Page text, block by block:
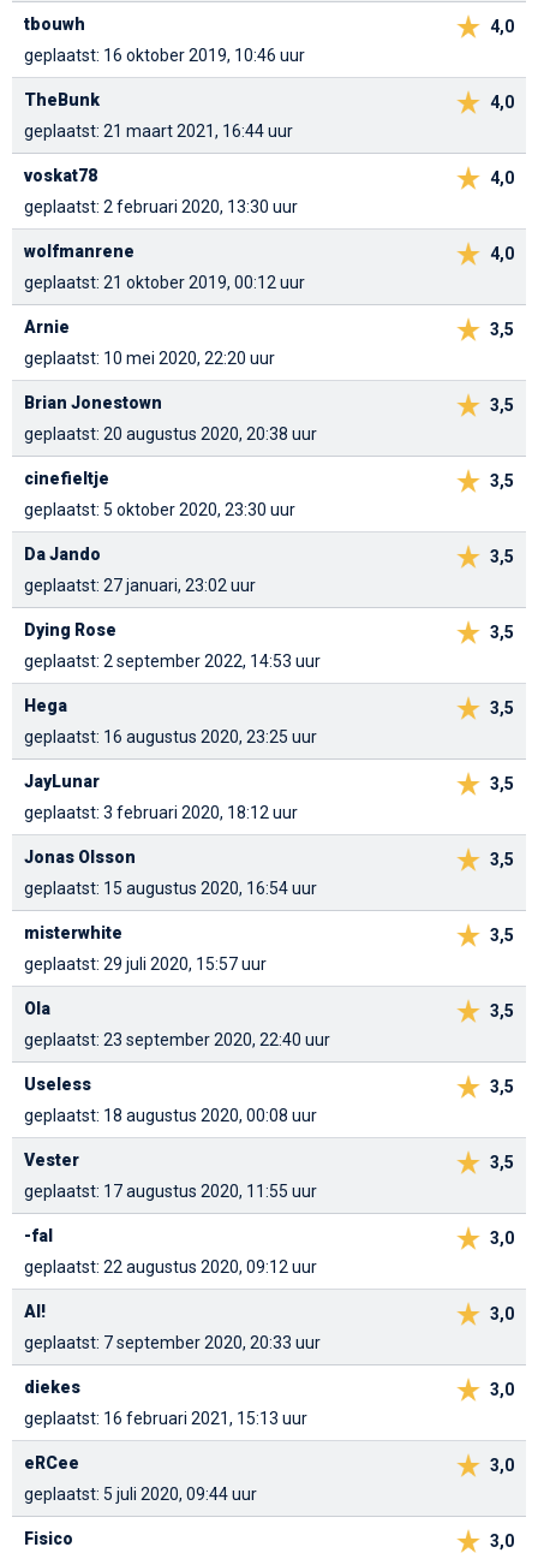
4,0
tbouwh
geplaatst: 16 oktober 2019, 10:46 uur
4,0
TheBunk
geplaatst: 21 maart 2021, 16:44 uur
4,0
voskat78
geplaatst: 2 februari 2020, 13:30 uur
4,0
wolfmanrene
geplaatst: 21 oktober 2019, 00:12 uur
3,5
Arnie
geplaatst: 10 mei 2020, 22:20 uur
3,5
Brian Jonestown
geplaatst: 20 augustus 2020, 20:38 uur
3,5
cinefieltje
geplaatst: 5 oktober 2020, 23:30 uur
3,5
Da Jando
geplaatst: 27 januari, 23:02 uur
3,5
Dying Rose
geplaatst: 2 september 2022, 14:53 uur
3,5
Hega
geplaatst: 16 augustus 2020, 23:25 uur
3,5
JayLunar
geplaatst: 3 februari 2020, 18:12 uur
3,5
Jonas Olsson
geplaatst: 15 augustus 2020, 16:54 uur
3,5
misterwhite
geplaatst: 29 juli 2020, 15:57 uur
3,5
Ola
geplaatst: 23 september 2020, 22:40 uur
3,5
Useless
geplaatst: 18 augustus 2020, 00:08 uur
3,5
Vester
geplaatst: 17 augustus 2020, 11:55 uur
3,0
-fal
geplaatst: 22 augustus 2020, 09:12 uur
3,0
Al!
geplaatst: 7 september 2020, 20:33 uur
3,0
diekes
geplaatst: 16 februari 2021, 15:13 uur
3,0
eRCee
geplaatst: 5 juli 2020, 09:44 uur
3,0
Fisico